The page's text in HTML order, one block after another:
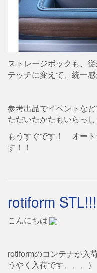
ストレージボックも、
テッチに変えて、統一
参考出品でイベントな
ただいたかたもいらっし
もうすぐです！ オート
す！！
rotiform STL!!!
こんにちは
rotiformのコンテナが入
うやく入荷です、、、）